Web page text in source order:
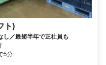
ト)
し／最短半年で正社員も
5分